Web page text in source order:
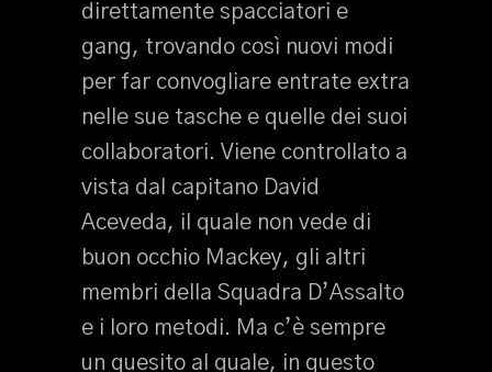
direttamente spacciatori e
gang, trovando così nuovi modi
per far convogliare entrate extra
nelle sue tasche e quelle dei suoi
collaboratori. Viene controllato a
vista dal capitano David
Aceveda, il quale non vede di
buon occhio Mackey, gli altri
membri della Squadra D’Assalto
e i loro metodi. Ma c’è sempre
un quesito al quale, in questo